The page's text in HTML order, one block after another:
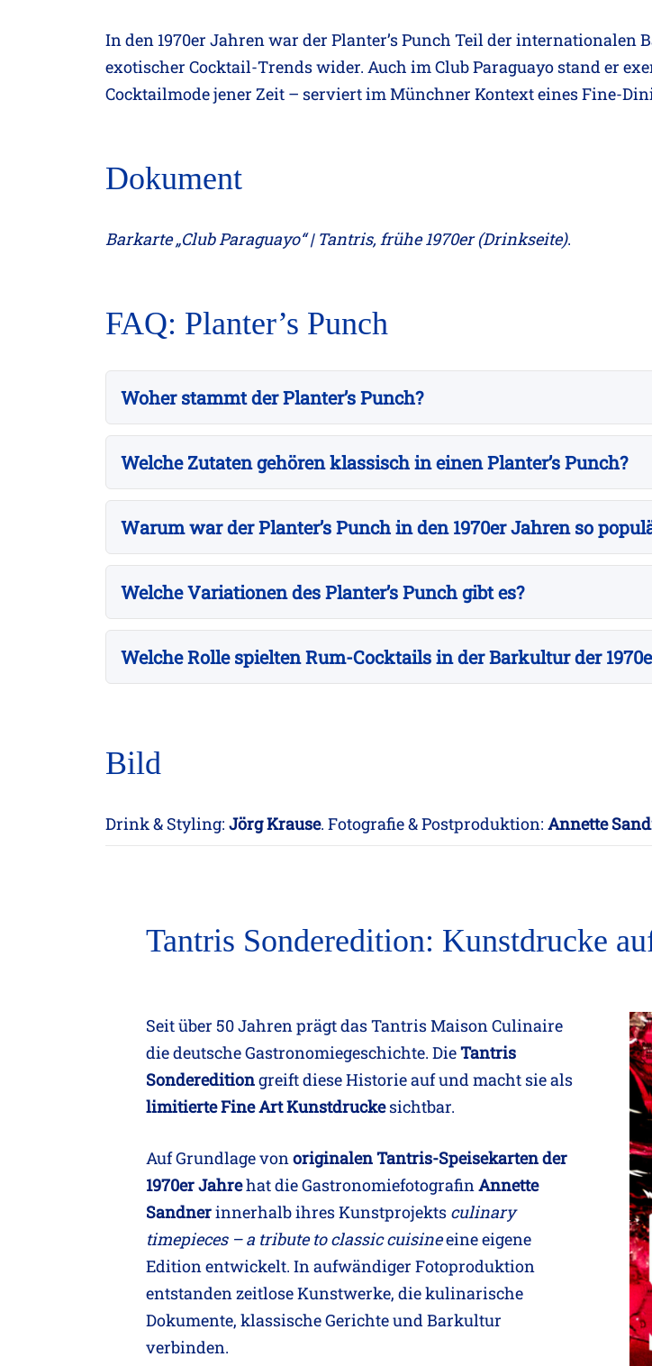
In den 1970er Jahren war der Planter’s Punch Teil der internationalen
exotischer Cocktail-Trends wider. Auch im Club Paraguayo stand er
Cocktailmode jener Zeit – serviert im Münchner Kontext eines Fine-
Dokument
Barkarte „Club Paraguayo“ | Tantris, frühe 1970er (Drinkseite).
FAQ: Planter’s Punch
Woher stammt der Planter’s Punch?
Welche Zutaten gehören klassisch in einen Planter’s Punch?
Warum war der Planter’s Punch in den 1970er Jahren so
Welche Variationen des Planter’s Punch gibt es?
Welche Rolle spielten Rum-Cocktails in der Barkultur der
Bild
Drink & Styling: Jörg Krause. Fotografie & Postproduktion: Annette
Tantris Sonderedition: Kunstdrucke
Seit über 50 Jahren prägt das Tantris Maison Culinaire
die deutsche Gastronomiegeschichte. DieTantris
Sondereditiongreift diese Historie auf und macht sie als
limitierte Fine Art Kunstdruckesichtbar.
Auf Grundlage vonoriginalen Tantris-Speisekarten der
1970er Jahrehat die GastronomiefotografinAnnette
Sandnerinnerhalb ihres Kunstprojekts culinary
timepieces – a tribute to classic cuisineeine eigene
Edition entwickelt. In aufwändiger Fotoproduktion
entstanden zeitlose Kunstwerke, die kulinarische
Dokumente, klassische Gerichte und Barkultur
verbinden.